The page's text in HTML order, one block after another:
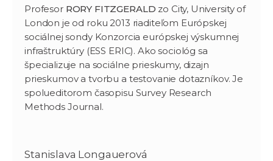
Profesor RORY FITZGERALD zo City, University of
London je od roku 2013 riaditeľom Európskej
sociálnej sondy Konzorcia európskej výskumnej
infraštruktúry (ESS ERIC). Ako sociológ sa
špecializuje na sociálne prieskumy, dizajn
prieskumov a tvorbu a testovanie dotazníkov. Je
spolueditorom časopisu Survey Research
Methods Journal.
Stanislava Longauerová